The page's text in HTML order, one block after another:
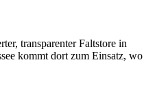
transparenter Faltstore in
kommt dort zum Einsatz, wo